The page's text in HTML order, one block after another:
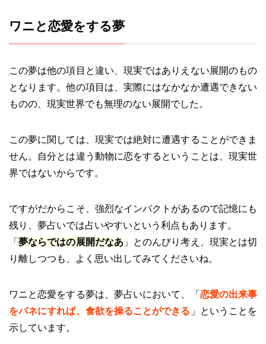
ワニと恋愛をする夢
この夢は他の項目と違い、現実ではありえない展開のもの
となります。他の項目は、実際にはなかなか遭遇できない
ものの、現実世界でも無理のない展開でした。
この夢に関しては、現実では絶対に遭遇することができま
せん。自分とは違う動物に恋をするということは、現実世
界ではないからです。
ですがだからこそ、強烈なインパクトがあるので記憶にも
残り、夢占いでは占いやすいという利点もあります。
「夢ならではの展開だなあ」とのんびり考え、現実とは切
り離しつつも、よく思い出してみてくださいね。
ワニと恋愛をする夢は、夢占いにおいて、「 恋愛の出来事
をバネにすれば、食欲を操ることができる 」ということを
示しています。